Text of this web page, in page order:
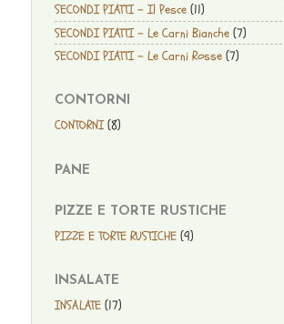
SECONDI PIATTI - Il Pesce (11)
SECONDI PIATTI - Le Carni Bianche (7)
SECONDI PIATTI - Le Carni Rosse (7)
CONTORNI
CONTORNI (8)
PANE
PIZZE E TORTE RUSTICHE
PIZZE E TORTE RUSTICHE (9)
INSALATE
INSALATE (17)